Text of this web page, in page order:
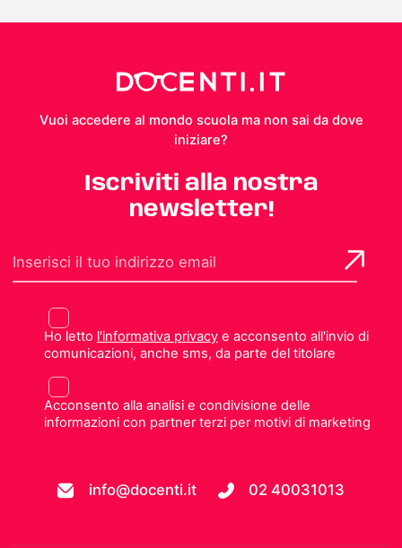
Vuoi accedere al mondo scuola ma non sai da dove
iniziare?
Iscriviti alla nostra
newsletter!
Ho letto l'informativa privacye acconsento all'invio di
comunicazioni, anche sms, da parte del titolare
Acconsento alla analisi e condivisione delle
informazioni con partner terzi per motivi di marketing
info@docenti.it 02 40031013